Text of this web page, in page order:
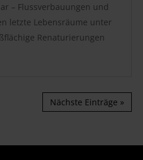
– Flussverbauungen und
letzte Lebensräume unter
Renaturierungen
Nächste Einträge »